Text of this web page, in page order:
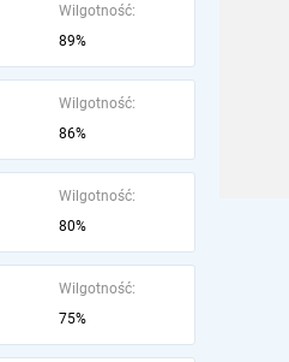
Wilgotność:
89%
Wilgotność:
86%
Wilgotność:
80%
Wilgotność:
75%